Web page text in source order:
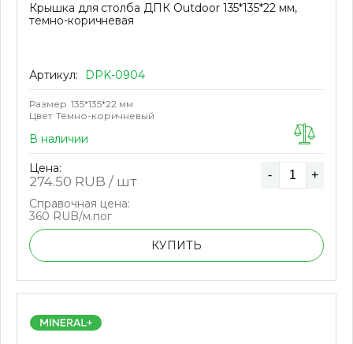
Крышка для столба ДПК Outdoor 135*135*22 мм,
темно-коричневая
Артикул: DPK-0904
Размер 135*135*22 мм
Цвет Тёмно-коричневый
В наличии
Цена:
274.50 RUB / шт - +
Справочная цена:
360 RUB/м.пог
КУПИТЬ